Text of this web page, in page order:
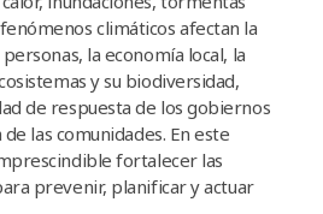
climáticos afectan la
la economía local, la
y su biodiversidad,
de respuesta de los gobiernos
las comunidades. En este
fortalecer las
prevenir, planificar y actuar